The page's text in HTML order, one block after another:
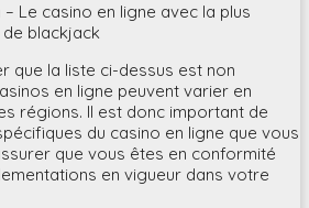
Le casino en ligne avec la plus
blackjack
que la liste ci-dessus est non
en ligne peuvent varier en
régions. Il est donc important de
du casino en ligne que vous
que vous êtes en conformité
en vigueur dans votre